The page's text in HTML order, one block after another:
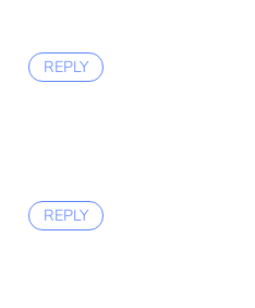
REPLY
REPLY